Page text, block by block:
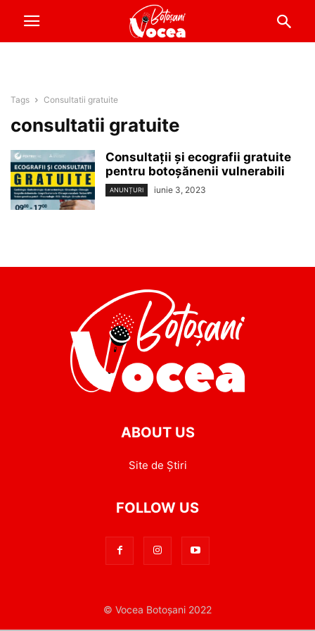
Tags Consultatii gratuite
consultatii gratuite
Consultații și ecografii gratuite
pentru botoșănenii vulnerabili
ANUNȚURI iunie 3, 2023
ABOUT US
Site de Știri
FOLLOW US
© Vocea Botoșani 2022